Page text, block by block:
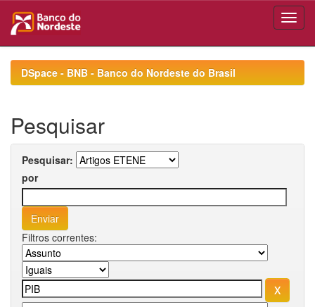
navigationDSpace - BNB - Banco do Nordeste do Brasil
Pesquisar
Pesquisar:
por
Filtros correntes: